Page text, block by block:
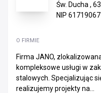
Św. Ducha ,
NIP
O FIRMIE
Firma JANO,
kompleksowe usługi w
stalowych. Specjalizując
realizujemy projekty na...